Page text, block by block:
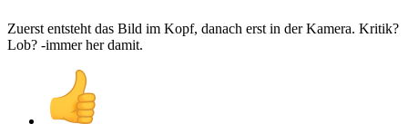
Zuerst entsteht das Bild im Kopf, danach erst in der Kamera. Kritik?
Lob? -immer her damit.